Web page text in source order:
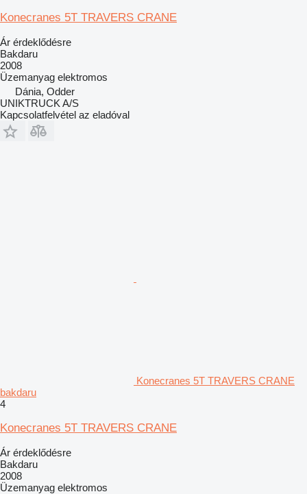
Konecranes 5T TRAVERS CRANE
Ár érdeklődésre
Bakdaru
2008
Üzemanyag elektromos
Dánia, Odder
UNIKTRUCK A/S
Kapcsolatfelvétel az eladóval
Konecranes 5T TRAVERS CRANE
bakdaru
4
Konecranes 5T TRAVERS CRANE
Ár érdeklődésre
Bakdaru
2008
Üzemanyag elektromos